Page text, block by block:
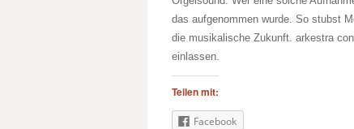
das aufgenommen wurde. So stubst
die musikalische Zukunft. arkestra
einlassen.
Teilen mit:
Facebook